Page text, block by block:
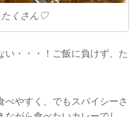
たくさん♡
い・・・！ご飯に負けず、た
やすく、でもスパイシーさ